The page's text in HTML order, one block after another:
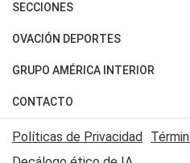
Últimas Noticias
Política
Judiciales
Economia
SECCIONES
Horóscopo
Motores
Trucos caseros
Series y Películas
OVACIÓN DEPORTES
Fútbol
Mundial
Automovilismo
Rugby
GRUPO AMÉRICA INTERIOR
Canal 7 en Vivo
CONTACTO
Acerca de Nosotros
Contactanos
Políticas de Privacidad